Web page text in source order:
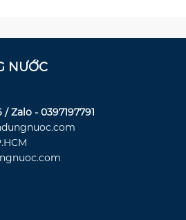
NƯỚC
Zalo - 0397197791